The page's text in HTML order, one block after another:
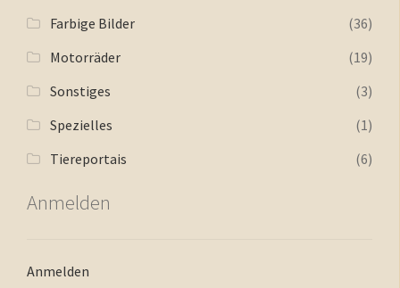
Farbige Bilder
(36)
Motorräder
(19)
Sonstiges
(3)
Spezielles
(1)
Tiereportais
(6)
Anmelden
Anmelden